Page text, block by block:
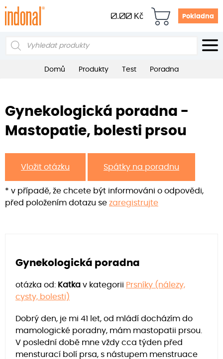
0.00 Kč Pokladna
Products
Domů Produkty Test Poradna
Gynekologická poradna -
Mastopatie, bolesti prsou
Vložit otázku Spátky na poradnu
* v případě, že chcete být informováni o odpovědi,
před položením dotazu se zaregistrujte
Gynekologická poradna
otázka od: Katka v kategorii Prsníky (nálezy,
cysty, bolesti)
Dobrý den, je mi 41 let, od mládí docházím do
mamologické poradny, mám mastopatii prsou.
V poslední době mne vždy cca týden před
mensturací bolí prsa, s nástupem menstruace